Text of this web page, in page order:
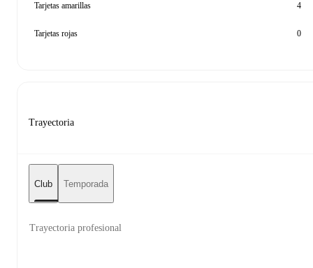
Tarjetas amarillas 4
Tarjetas rojas 0
Trayectoria
Club Temporada
Trayectoria profesional